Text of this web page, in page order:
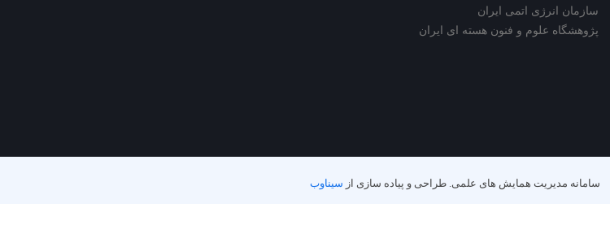
سازمان انرژی اتمی ایران
پژوهشگاه علوم و فنون هسته ای ایران
سامانه مدیریت همایش های علمی. طراحی و پیاده سازی از سیناوب